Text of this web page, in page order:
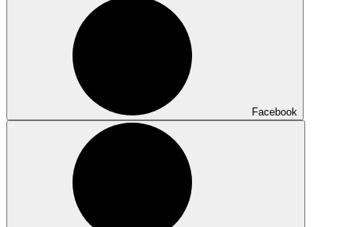
Facebook